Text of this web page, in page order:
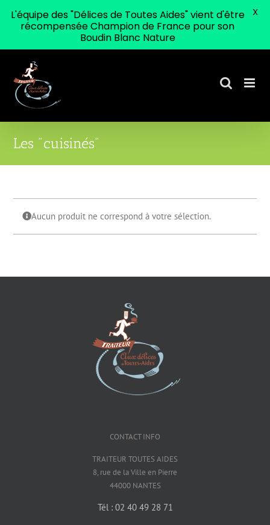
contenu
Les "cuisinés"
Aucun produit ne correspond à votre sélection.
CONTACT INFO
TRAITEUR TOUTES AIDES
8, rue de la Ville en Pierre
44000 NANTES
Tél : 02 40 49 28 71
L'équipe des "Délices de Toutes Aides" vient d'être
récompensée Champion de France pour son
Boudin Blanc Nature
X